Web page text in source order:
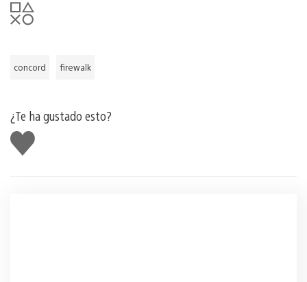
concord firewalk
¿Te ha gustado esto?
Me
gusta
esto